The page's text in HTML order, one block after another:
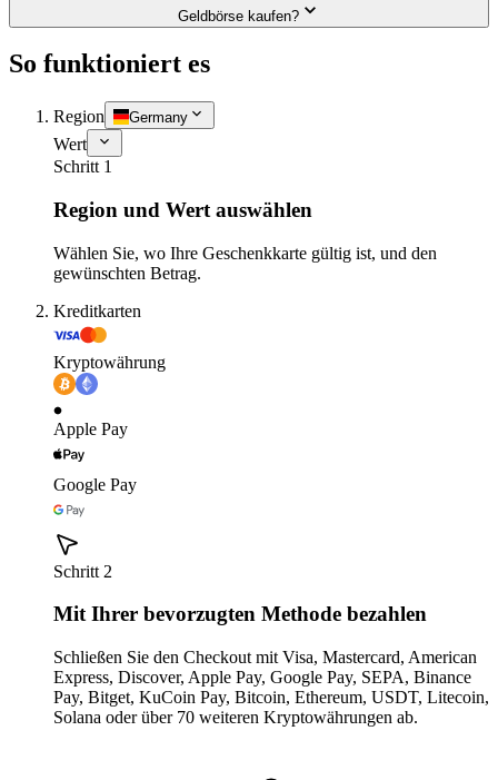
Geldbörse kaufen?
So funktioniert es
Region Germany
Wert
Schritt 1
Region und Wert auswählen
Wählen Sie, wo Ihre Geschenkkarte gültig ist, und den
gewünschten Betrag.
Kreditkarten
Kryptowährung
Apple Pay
Google Pay
Schritt 2
Mit Ihrer bevorzugten Methode bezahlen
Schließen Sie den Checkout mit Visa, Mastercard, American
Express, Discover, Apple Pay, Google Pay, SEPA, Binance
Pay, Bitget, KuCoin Pay, Bitcoin, Ethereum, USDT, Litecoin,
Solana oder über 70 weiteren Kryptowährungen ab.